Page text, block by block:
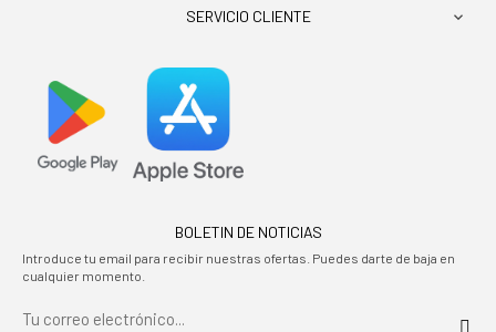
SERVICIO CLIENTE 
BOLETIN DE NOTICIAS
Introduce tu email para recibir nuestras ofertas. Puedes darte de baja en
cualquier momento.